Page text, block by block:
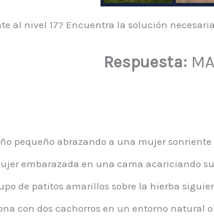
al nivel 17? Encuentra la solución
Respuesta:
pequeño abrazando a una mujer sonriente
embarazada en una cama acariciando
de patitos amarillos sobre la hierba
con dos cachorros en un entorno natural